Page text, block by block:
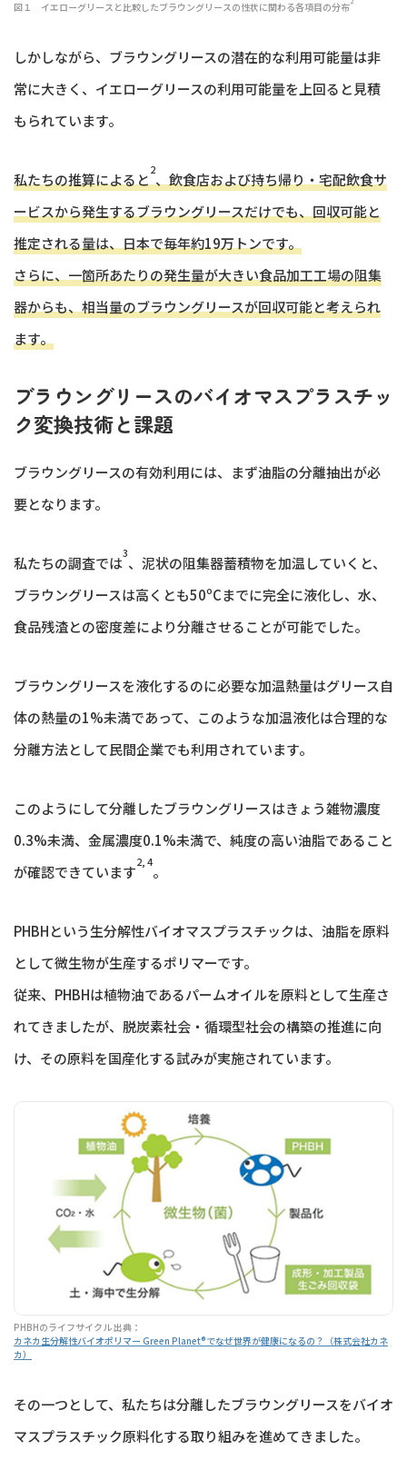
図１ イエローグリースと比較したブラウングリースの性状に関わる各項目の分布
しかしながら、ブラウングリースの潜在的な利用可能量は非
常に大きく、イエローグリースの利用可能量を上回ると見積
もられています。
私たちの推算によると
2
、飲食店および持ち帰り・宅配飲食サ
ービスから発生するブラウングリースだけでも、回収可能と
推定される量は、日本で毎年約19万トンです。
さらに、一箇所あたりの発生量が大きい食品加工工場の阻集
器からも、相当量のブラウングリースが回収可能と考えられ
ます。
ブラウングリースのバイオマスプラスチッ
ク変換技術と課題
ブラウングリースの有効利用には、まず油脂の分離抽出が必
要となります。
私たちの調査では
3
、泥状の阻集器蓄積物を加温していくと、
ブラウングリースは高くとも50ºCまでに完全に液化し、水、
食品残渣との密度差により分離させることが可能でした。
ブラウングリースを液化するのに必要な加温熱量はグリース自
体の熱量の1%未満であって、このような加温液化は合理的な
分離方法として民間企業でも利用されています。
このようにして分離したブラウングリースはきょう雑物濃度
0.3%未満、金属濃度0.1%未満で、純度の高い油脂であること
が確認できています
2, 4
。
PHBHという生分解性バイオマスプラスチックは、油脂を原料
として微生物が生産するポリマーです。
従来、PHBHは植物油であるパームオイルを原料として生産さ
れてきましたが、脱炭素社会・循環型社会の構築の推進に向
け、その原料を国産化する試みが実施されています。
PHBHのライフサイクル 出典：
カネカ生分解性バイオポリマー Green Planet®︎でなぜ世界が健康になるの？（株式会社カネ
カ）
その一つとして、私たちは分離したブラウングリースをバイオ
マスプラスチック原料化する取り組みを進めてきました。